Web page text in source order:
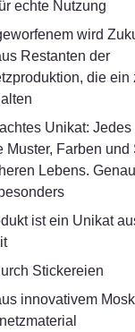
echte Nutzung
wird
Restanten der
die ein
Unikat: Jedes
Muster, Farben und
Lebens.
ist ein Unikat
Stickereien
innovativem